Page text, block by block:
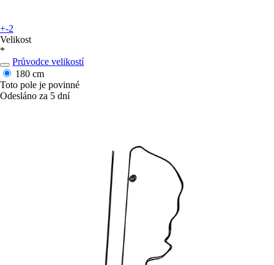
+-2
Velikost
*
Průvodce velikostí
180 cm
Toto pole je povinné
Odesláno za 5 dní